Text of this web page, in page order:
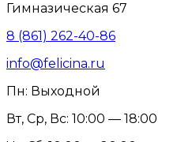
Гимназическая 67
8 (861) 262-40-86
info@felicina.ru
Пн: Выходной
Вт, Ср, Вс: 10:00 — 18:00